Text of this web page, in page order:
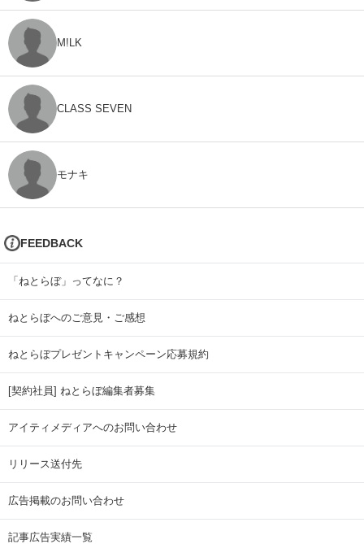
M!LK
CLASS SEVEN
モナキ
FEEDBACK
「ねとらぼ」ってなに？
ねとらぼへのご意見・ご感想
ねとらぼプレゼントキャンペーン応募規約
[契約社員] ねとらぼ編集者募集
アイティメディアへのお問い合わせ
リリース送付先
広告掲載のお問い合わせ
記事広告実績一覧